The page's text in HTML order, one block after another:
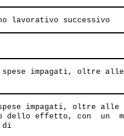
spese impagati, oltre
impagati, oltre
dello effetto, con  un